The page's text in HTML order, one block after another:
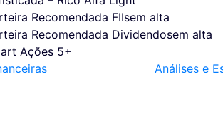
Recomendada FIIsem alta
Recomendada Dividendosem alta
Ações 5+
Análises e